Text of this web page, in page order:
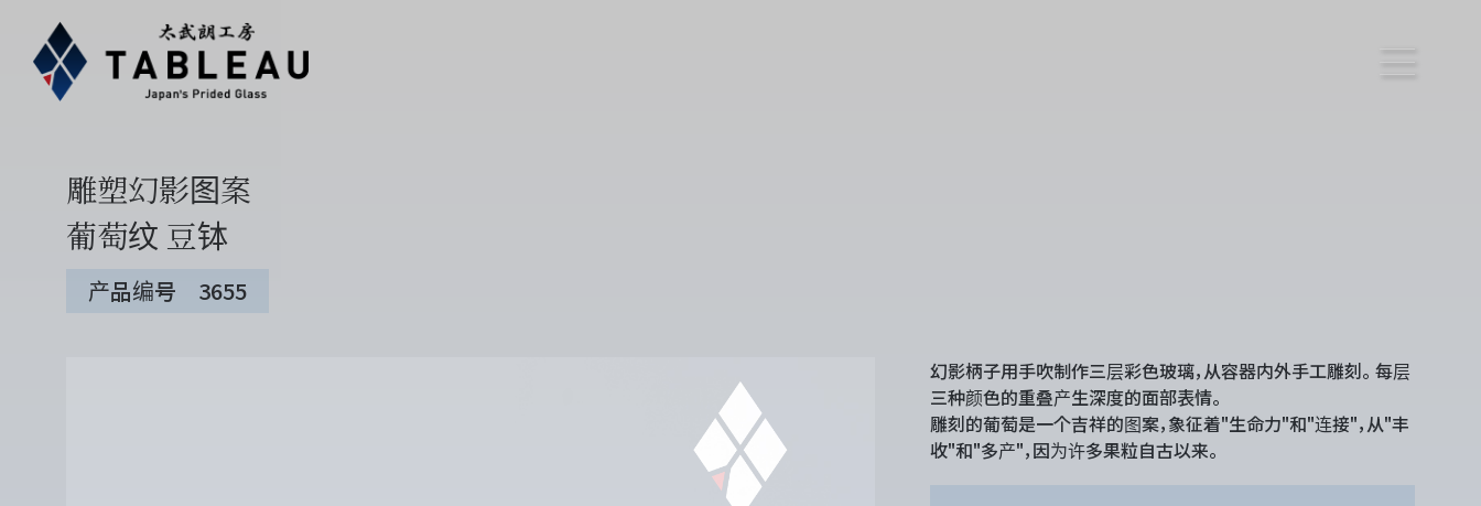
雕塑幻影图案
葡萄纹 豆钵
产品编号 3655
幻影柄子用手吹制作三层彩色玻璃，从容器内外手工雕刻。 每层
三种颜色的重叠产生深度的面部表情。
雕刻的葡萄是一个吉祥的图案，象征着"生命力"和"连接"，从"丰
收"和"多产"，因为许多果粒自古以来。